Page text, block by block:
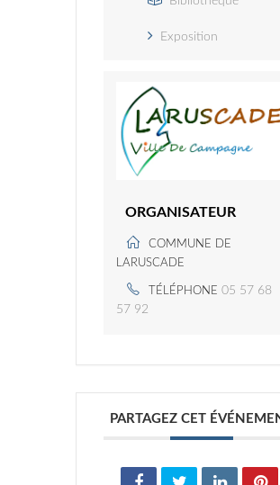
Exposition
ORGANISATEUR
COMMUNE DE
LARUSCADE
TÉLÉPHONE 05 57 68
57 92
PARTAGEZ CET